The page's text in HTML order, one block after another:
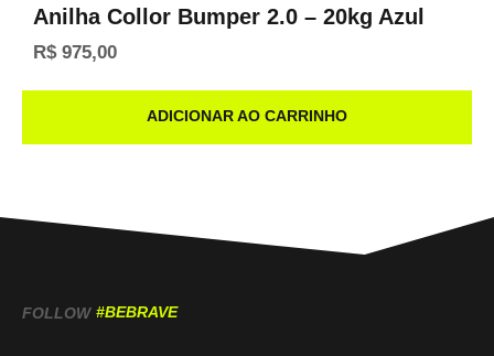
Anilha Collor Bumper 2.0 – 20kg Azul
R$975,00
ADICIONAR AO CARRINHO
FOLLOW #BEBRAVE